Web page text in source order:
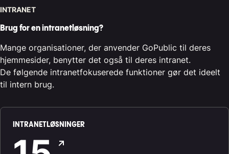
INTRANET
Brug for en intranetløsning?
Mange organisationer, der anvender GoPublic til deres
hjemmesider, benytter det også til deres intranet.
De følgende intranetfokuserede funktioner gør det ideelt
til intern brug.
INTRANETLØSNINGER